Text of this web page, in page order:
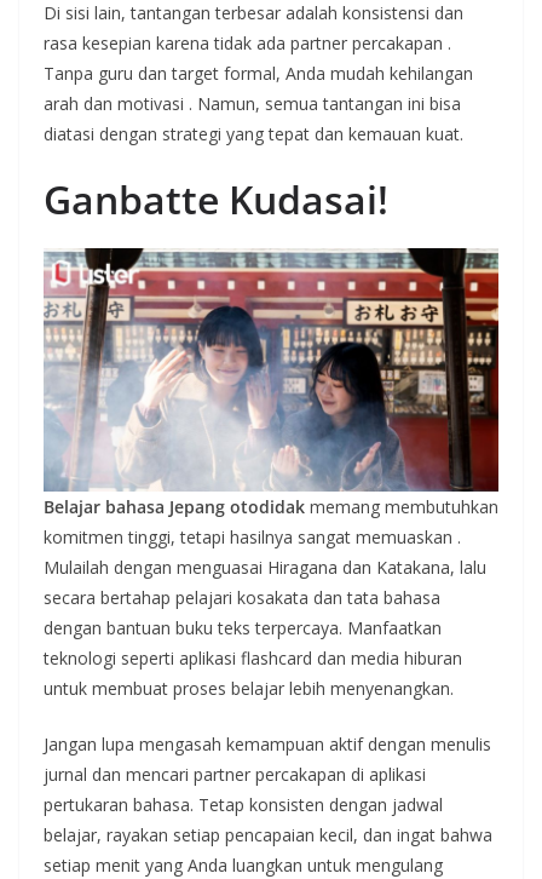
Di sisi lain, tantangan terbesar adalah konsistensi dan
rasa kesepian karena tidak ada partner percakapan .
Tanpa guru dan target formal, Anda mudah kehilangan
arah dan motivasi . Namun, semua tantangan ini bisa
diatasi dengan strategi yang tepat dan kemauan kuat.
Ganbatte Kudasai!
Belajar bahasa Jepang otodidak memang membutuhkan
komitmen tinggi, tetapi hasilnya sangat memuaskan .
Mulailah dengan menguasai Hiragana dan Katakana, lalu
secara bertahap pelajari kosakata dan tata bahasa
dengan bantuan buku teks terpercaya. Manfaatkan
teknologi seperti aplikasi flashcard dan media hiburan
untuk membuat proses belajar lebih menyenangkan.
Jangan lupa mengasah kemampuan aktif dengan menulis
jurnal dan mencari partner percakapan di aplikasi
pertukaran bahasa. Tetap konsisten dengan jadwal
belajar, rayakan setiap pencapaian kecil, dan ingat bahwa
setiap menit yang Anda luangkan untuk mengulang